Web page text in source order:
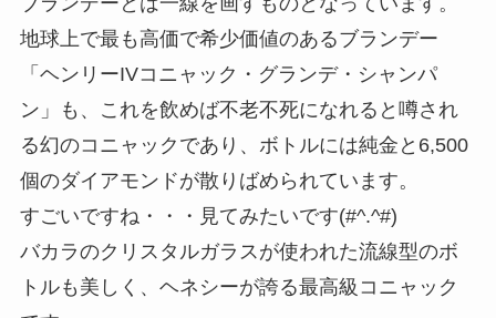
地球上で最も高価で希少価値のあるブランデー
「ヘンリーIVコニャック・グランデ・シャンパ
ン」も、これを飲めば不老不死になれると噂され
る幻のコニャックであり、ボトルには純金と6,500
個のダイアモンドが散りばめられています。
すごいですね・・・見てみたいです(#^.^#)
バカラのクリスタルガラスが使われた流線型のボ
トルも美しく、ヘネシーが誇る最高級コニャック